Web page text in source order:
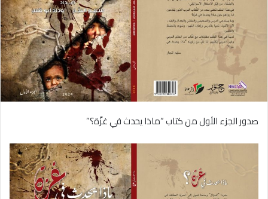
صدور الجزء الأول من كتاب “ماذا يحدث في غزّة؟”